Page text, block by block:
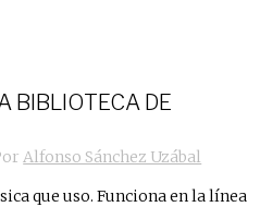
BIBLIOTECA DE
Alfonso Sánchez Uzábal
que uso. Funciona en la línea